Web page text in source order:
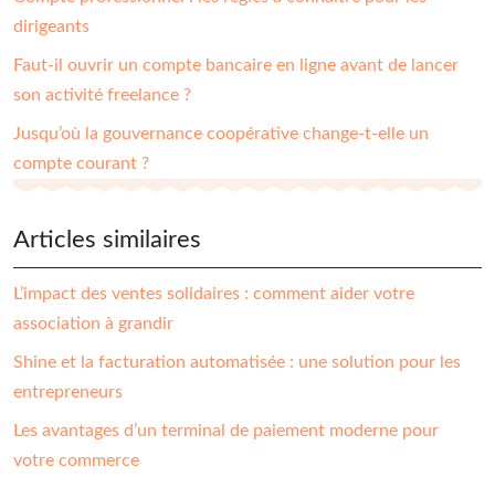
dirigeants
Faut-il ouvrir un compte bancaire en ligne avant de lancer
son activité freelance ?
Jusqu’où la gouvernance coopérative change-t-elle un
compte courant ?
Articles similaires
L’impact des ventes solidaires : comment aider votre
association à grandir
Shine et la facturation automatisée : une solution pour les
entrepreneurs
Les avantages d’un terminal de paiement moderne pour
votre commerce